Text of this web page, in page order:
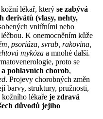
lékař, který se zabývá
derivátů (vlasy, nehty,
vnitřními nebo
K onemocněním kůže
psoriáza, svrab, rakovina,
mykóza a mnohé další.
proto se
pohlavních chorob,
. Projevy chorobných změn
barvy, struktury, pružnosti,
kožního lékaře je zdravá
důvodů jejího